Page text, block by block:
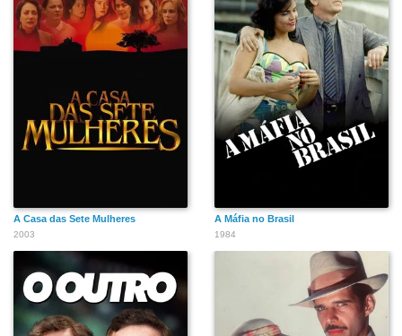
A Casa das Sete Mulheres
2003
A Máfia no Brasil
1984